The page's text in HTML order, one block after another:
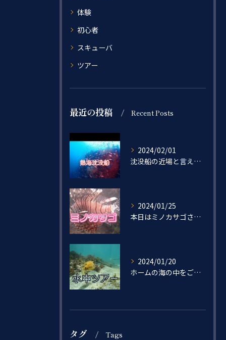
体験
初心者
スキューバ
ツアー
最近の投稿 Recent Posts
2024/02/01
沈没船の近場と言えば…
2024/01/25
本日はミノカサゴさんをご紹介🐟
2024/01/20
ホームの海の中をご紹介ー！
タグ Tags